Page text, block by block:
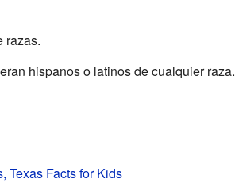
razas.
hispanos o latinos de cualquier raza.
Texas Facts for Kids